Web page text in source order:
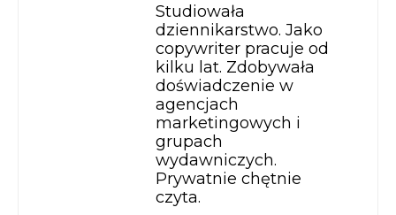
Studiowała
dziennikarstwo. Jako
copywriter pracuje od
kilku lat. Zdobywała
doświadczenie w
agencjach
marketingowych i
grupach
wydawniczych.
Prywatnie chętnie
czyta.